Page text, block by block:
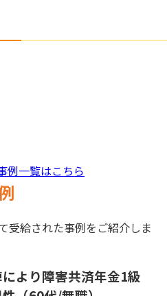
例一覧はこちら
受給された事例をご紹介しま
より障害共済年金1級